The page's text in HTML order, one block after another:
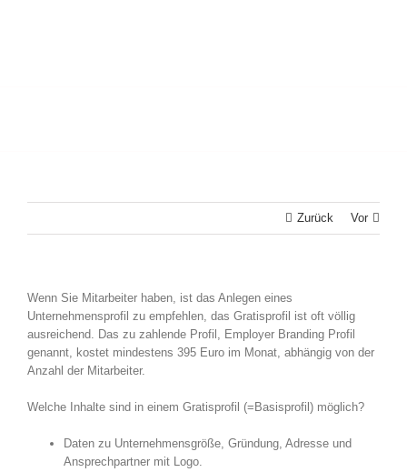
Zurück Vor
Wenn Sie Mitarbeiter haben, ist das Anlegen eines
Unternehmensprofil zu empfehlen, das Gratisprofil ist oft völlig
ausreichend. Das zu zahlende Profil, Employer Branding Profil
genannt, kostet mindestens 395 Euro im Monat, abhängig von der
Anzahl der Mitarbeiter.
Welche Inhalte sind in einem Gratisprofil (=Basisprofil) möglich?
Daten zu Unternehmensgröße, Gründung, Adresse und
Ansprechpartner mit Logo.